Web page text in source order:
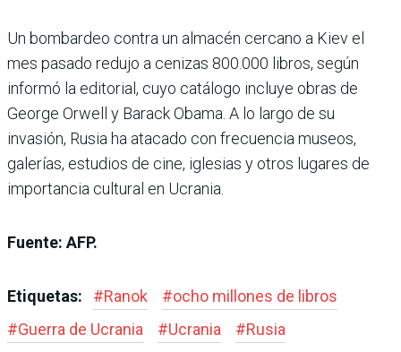
Un bombardeo contra un almacén cercano a Kiev el
mes pasado redujo a cenizas 800.000 libros, según
informó la editorial, cuyo catálogo incluye obras de
George Orwell y Barack Obama. A lo largo de su
invasión, Rusia ha atacado con frecuencia museos,
galerías, estudios de cine, iglesias y otros lugares de
importancia cultural en Ucrania.
Fuente: AFP.
Etiquetas: #Ranok #ocho millones de libros
#Guerra de Ucrania #Ucrania #Rusia